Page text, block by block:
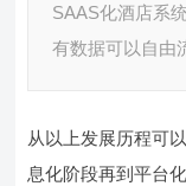
SAAS化酒店系
有数据可以自由
从以上发展历程可
息化阶段再到平台